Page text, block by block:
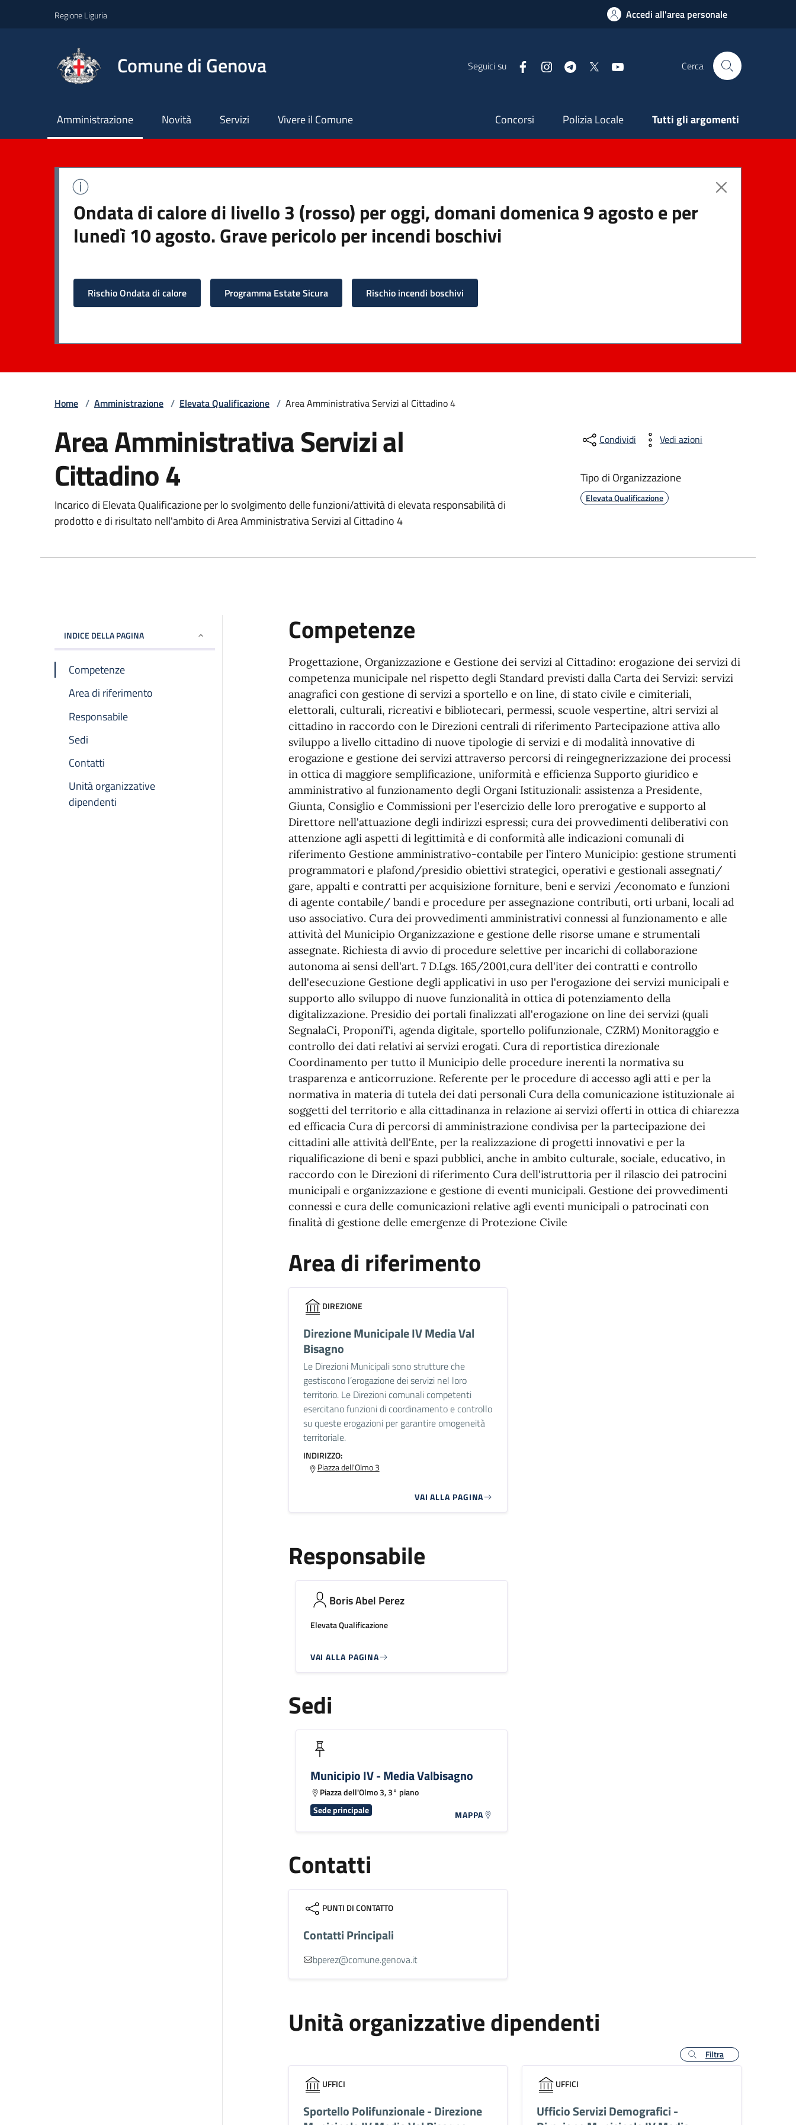
Regione Liguria Accedi all'area personale
Comune di Genova Seguici su FacebookInstagramTelegram Cerca
Principale
Amministrazione Novità Servizi Vivere il Comune Secondaria
Concorsi Polizia Locale Tutti gli argomenti
Ondata di calore di livello 3 (rosso) per oggi, domani domenica 9 agosto e per
lunedì 10 agosto. Grave pericolo per incendi boschivi
Rischio Ondata di calore Programma Estate Sicura Rischio incendi boschivi
Home / Amministrazione / Elevata Qualificazione / Area Amministrativa Servizi al Cittadino 4
Area Amministrativa Servizi al
Cittadino 4
Incarico di Elevata Qualificazione per lo svolgimento delle funzioni/attività di elevata responsabilità di
prodotto e di risultato nell'ambito di Area Amministrativa Servizi al Cittadino 4
Condividi Vedi azioni
Tipo di Organizzazione
Elevata Qualificazione
INDICE DELLA PAGINA
Competenze
Area di riferimento
Responsabile
Sedi
Contatti
Unità organizzative
dipendenti
Competenze
Progettazione, Organizzazione e Gestione dei servizi al Cittadino: erogazione dei servizi di
competenza municipale nel rispetto degli Standard previsti dalla Carta dei Servizi: servizi
anagrafici con gestione di servizi a sportello e on line, di stato civile e cimiteriali,
elettorali, culturali, ricreativi e bibliotecari, permessi, scuole vespertine, altri servizi al
cittadino in raccordo con le Direzioni centrali di riferimento Partecipazione attiva allo
sviluppo a livello cittadino di nuove tipologie di servizi e di modalità innovative di
erogazione e gestione dei servizi attraverso percorsi di reingegnerizzazione dei processi
in ottica di maggiore semplificazione, uniformità e efficienza Supporto giuridico e
amministrativo al funzionamento degli Organi Istituzionali: assistenza a Presidente,
Giunta, Consiglio e Commissioni per l'esercizio delle loro prerogative e supporto al
Direttore nell'attuazione degli indirizzi espressi; cura dei provvedimenti deliberativi con
attenzione agli aspetti di legittimità e di conformità alle indicazioni comunali di
riferimento Gestione amministrativo-contabile per l’intero Municipio: gestione strumenti
programmatori e plafond/presidio obiettivi strategici, operativi e gestionali assegnati/
gare, appalti e contratti per acquisizione forniture, beni e servizi /economato e funzioni
di agente contabile/ bandi e procedure per assegnazione contributi, orti urbani, locali ad
uso associativo. Cura dei provvedimenti amministrativi connessi al funzionamento e alle
attività del Municipio Organizzazione e gestione delle risorse umane e strumentali
assegnate. Richiesta di avvio di procedure selettive per incarichi di collaborazione
autonoma ai sensi dell'art. 7 D.Lgs. 165/2001,cura dell'iter dei contratti e controllo
dell'esecuzione Gestione degli applicativi in uso per l'erogazione dei servizi municipali e
supporto allo sviluppo di nuove funzionalità in ottica di potenziamento della
digitalizzazione. Presidio dei portali finalizzati all'erogazione on line dei servizi (quali
SegnalaCi, ProponiTi, agenda digitale, sportello polifunzionale, CZRM) Monitoraggio e
controllo dei dati relativi ai servizi erogati. Cura di reportistica direzionale
Coordinamento per tutto il Municipio delle procedure inerenti la normativa su
trasparenza e anticorruzione. Referente per le procedure di accesso agli atti e per la
normativa in materia di tutela dei dati personali Cura della comunicazione istituzionale ai
soggetti del territorio e alla cittadinanza in relazione ai servizi offerti in ottica di chiarezza
ed efficacia Cura di percorsi di amministrazione condivisa per la partecipazione dei
cittadini alle attività dell'Ente, per la realizzazione di progetti innovativi e per la
riqualificazione di beni e spazi pubblici, anche in ambito culturale, sociale, educativo, in
raccordo con le Direzioni di riferimento Cura dell'istruttoria per il rilascio dei patrocini
municipali e organizzazione e gestione di eventi municipali. Gestione dei provvedimenti
connessi e cura delle comunicazioni relative agli eventi municipali o patrocinati con
finalità di gestione delle emergenze di Protezione Civile
Area di riferimento
DIREZIONE
Direzione Municipale IV Media Val
Bisagno
Le Direzioni Municipali sono strutture che
gestiscono l’erogazione dei servizi nel loro
territorio. Le Direzioni comunali competenti
esercitano funzioni di coordinamento e controllo
su queste erogazioni per garantire omogeneità
territoriale.
INDIRIZZO:
Piazza dell'Olmo 3
VAI ALLA PAGINA
Responsabile
Boris Abel Perez
Elevata Qualificazione
VAI ALLA PAGINA
Sedi
Municipio IV - Media Valbisagno
Piazza dell'Olmo 3, 3° piano
Sede principale MAPPA
Contatti
PUNTI DI CONTATTO
Contatti Principali
bperez@comune.genova.it
Unità organizzative dipendenti
Filtra
UFFICI
Sportello Polifunzionale - Direzione
UFFICI
Ufficio Servizi Demografici -